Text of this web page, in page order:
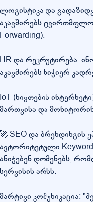
ლოგისტიკა და
აკავშირებს
Forwarding).
HR და რეკრუტირება:
აკავშირებს ნიჭიერ
IoT (ნივთების
მართვისა და
🚀 SEO და ბრენდინგის
ავტორიტეტული
ანიჭებენ დომენებს,
სერვისის არსს.
მარტივი კომუნიკაცია: